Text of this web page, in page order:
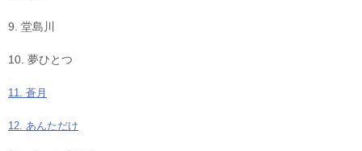
9. 堂島川
10. 夢ひとつ
11. 蒼月
12. あんただけ